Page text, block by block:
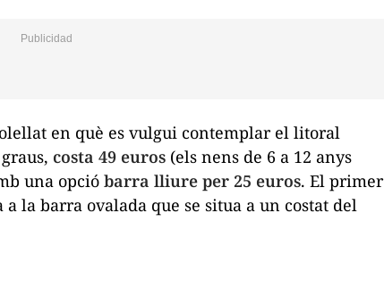
en què es vulgui contemplar el litoral
costa 49 euros (els nens de 6 a 12 anys
una opció barra lliure per 25 euros. El primer
la barra ovalada que se situa a un costat del